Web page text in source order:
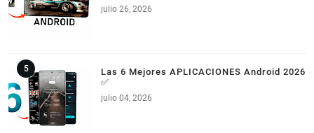
julio 26, 2026
Las 6 Mejores APLICACIONES Android 2026
✅
julio 04, 2026